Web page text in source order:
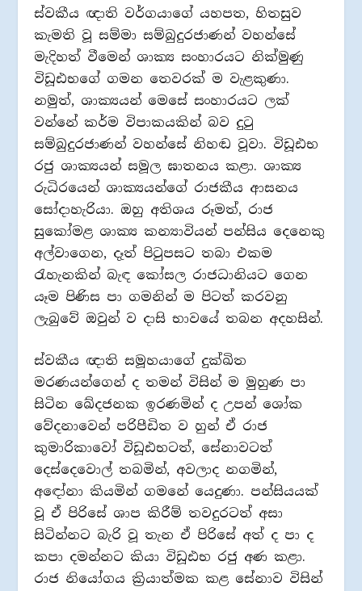
ස්වකීය ඥාති වර්ගයාගේ යහපත, හිතසුව
කැමති වූ සම්මා සම්බුදුරජාණන් වහන්සේ
මැදිහත් වීමෙන් ශාක්‍ය සංහාරයට නික්මුණු
විඩූඪභගේ ගමන තෙවරක් ම වැළකුණා.
නමුත්, ශාක්‍යයන් මෙසේ සංහාරයට ලක්
වන්නේ කර්ම විපාකයකින් බව දුටු
සම්බුදුරජාණන් වහන්සේ නිහඬ වූවා. විඩූඪභ
රජු ශාක්‍යයන් සමූල ඝාතනය කළා. ශාක්‍ය
රුධිරයෙන් ශාක්‍යයන්ගේ රාජකීය ආසනය
සෝදාහැරියා. ඔහු අතිශය රූමත්, රාජ
සුකෝමළ ශාක්‍ය කන්‍යාවියන් පන්සිය දෙනෙකු
අල්වාගෙන, දෑත් පිටුපසට තබා එකම
රැහැනකින් බැඳ කෝසල රාජධානියට ගෙන
යෑම පිණිස පා ගමනින් ම පිටත් කරවනු
ලැබුවේ ඔවුන් ව දාසි භාවයේ තබන අදහසින්.
ස්වකීය ඥාති සමූහයාගේ දුක්ඛිත
මරණයන්ගෙන් ද තමන් විසින් ම මුහුණ පා
සිටින ඛේදජනක ඉරණමින් ද උපන් ශෝක
වේදනාවෙන් පරිපීඩිත ව හුන් ඒ රාජ
කුමාරිකාවෝ විඩූඪභටත්, සේනාවටත්
දෙස්දෙවොල් තබමින්, අවලාද නගමින්,
අඳෝනා කියමින් ගමනේ යෙදුණා. පන්සියයක්
වූ ඒ පිරිසේ ශාප කිරීම් තවදුරටත් අසා
සිටින්නට බැරි වූ තැන ඒ පිරිසේ අත් ද පා ද
කපා දමන්නට කියා විඩූඪභ රජු අණ කළා.
රාජ නියෝගය ක්‍රියාත්මක කළ සේනාව විසින්